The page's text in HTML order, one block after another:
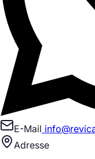
E-Mail
Adresse